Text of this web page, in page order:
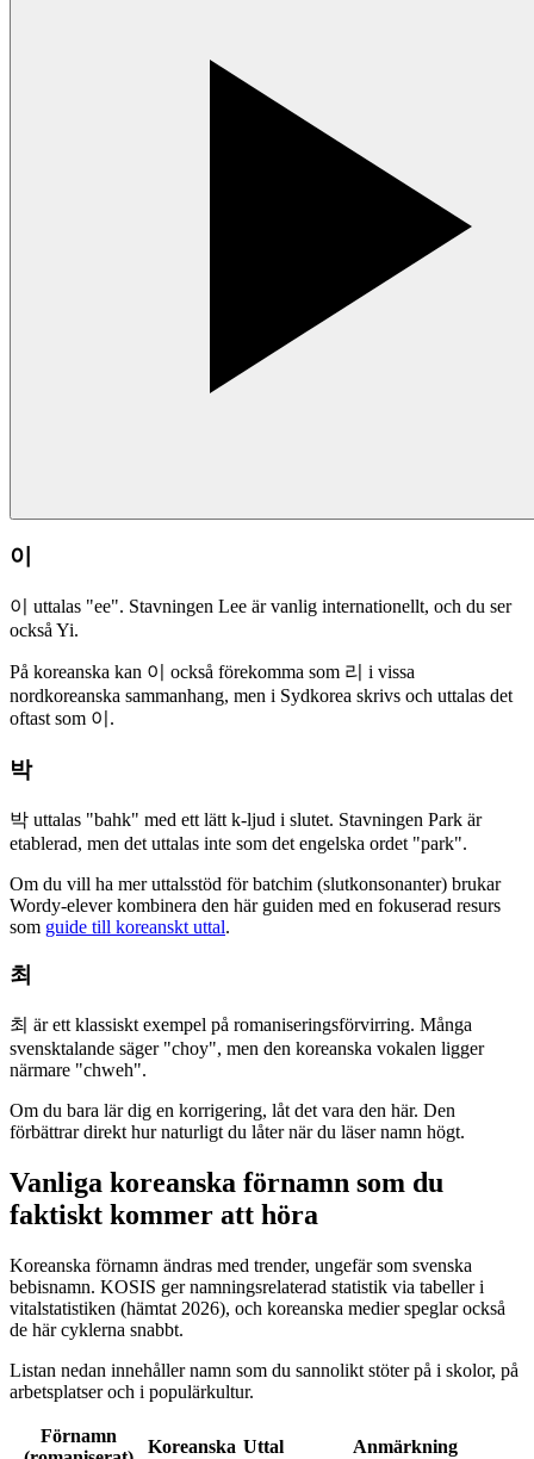
이
이 uttalas "ee". Stavningen Lee är vanlig internationellt, och du ser
också Yi.
På koreanska kan 이 också förekomma som 리 i vissa
nordkoreanska sammanhang, men i Sydkorea skrivs och uttalas det
oftast som 이.
박
박 uttalas "bahk" med ett lätt k-ljud i slutet. Stavningen Park är
etablerad, men det uttalas inte som det engelska ordet "park".
Om du vill ha mer uttalsstöd för batchim (slutkonsonanter) brukar
Wordy-elever kombinera den här guiden med en fokuserad resurs
som guide till koreanskt uttal.
최
최 är ett klassiskt exempel på romaniseringsförvirring. Många
svensktalande säger "choy", men den koreanska vokalen ligger
närmare "chweh".
Om du bara lär dig en korrigering, låt det vara den här. Den
förbättrar direkt hur naturligt du låter när du läser namn högt.
Vanliga koreanska förnamn som du
faktiskt kommer att höra
Koreanska förnamn ändras med trender, ungefär som svenska
bebisnamn. KOSIS ger namningsrelaterad statistik via tabeller i
vitalstatistiken (hämtat 2026), och koreanska medier speglar också
de här cyklerna snabbt.
Listan nedan innehåller namn som du sannolikt stöter på i skolor, på
arbetsplatser och i populärkultur.
Förnamn
Koreanska Uttal Anmärkning